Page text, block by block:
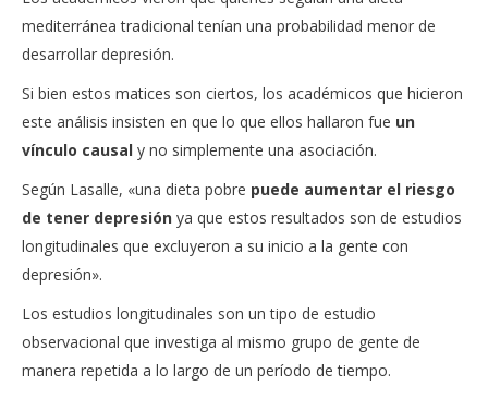
mediterránea tradicional tenían una probabilidad menor de
desarrollar depresión.
Si bien estos matices son ciertos, los académicos que hicieron
este análisis insisten en que lo que ellos hallaron fue un
vínculo causal y no simplemente una asociación.
Según Lasalle, «una dieta pobre puede aumentar el riesgo
de tener depresión ya que estos resultados son de estudios
longitudinales que excluyeron a su inicio a la gente con
depresión».
Los estudios longitudinales son un tipo de estudio
observacional que investiga al mismo grupo de gente de
manera repetida a lo largo de un período de tiempo.